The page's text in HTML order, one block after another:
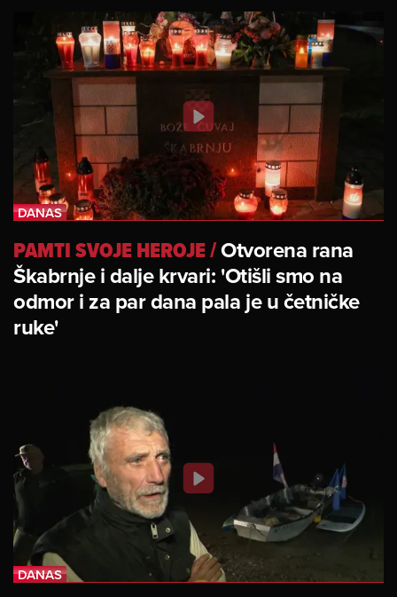
PAMTI SVOJE HEROJE/Otvorena rana
Škabrnje i dalje krvari: 'Otišli smo na
odmor i za par dana pala je u četničke
ruke'